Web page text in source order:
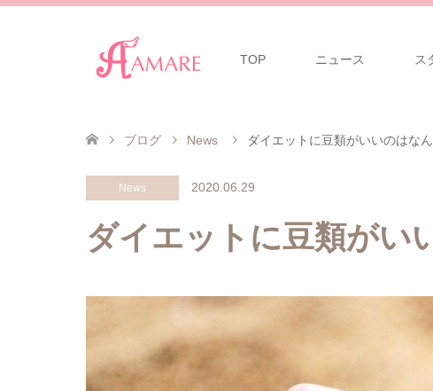
TOP ニュース ス
ブログ News ダイエットに豆類がいいのはな
News 2020.06.29
ダイエットに豆類がい